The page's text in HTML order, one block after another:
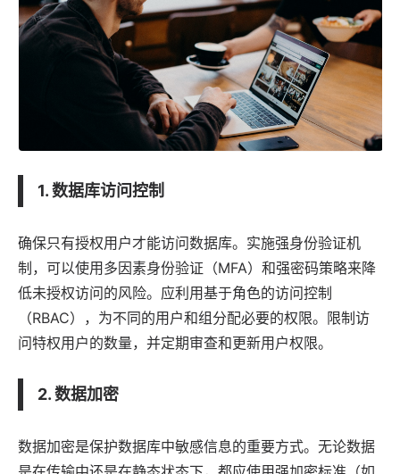
1. 数据库访问控制
确保只有授权用户才能访问数据库。实施强身份验证机
制，可以使用多因素身份验证（MFA）和强密码策略来降
低未授权访问的风险。应利用基于角色的访问控制
（RBAC），为不同的用户和组分配必要的权限。限制访
问特权用户的数量，并定期审查和更新用户权限。
2. 数据加密
数据加密是保护数据库中敏感信息的重要方式。无论数据